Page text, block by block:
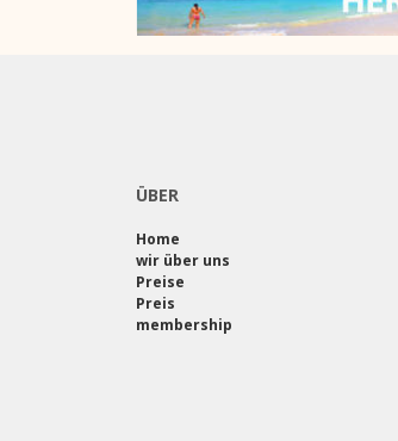
ÜBER
Home
wir über uns
Preise
Preis
membership